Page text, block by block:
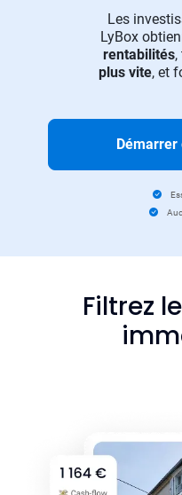
Les
LyBox
rentabilités,
plus vite, et
Filtrez